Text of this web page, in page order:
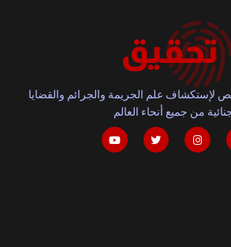
علم الجريمة والجرائم والقضايا
من جميع أنحاء العالم